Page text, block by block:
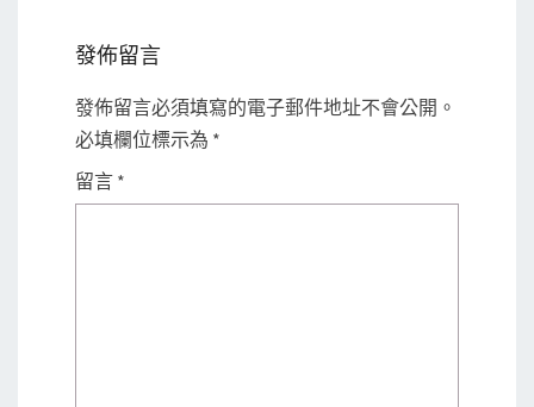
發佈留言
發佈留言必須填寫的電子郵件地址不會公開。
必填欄位標示為 *
留言 *